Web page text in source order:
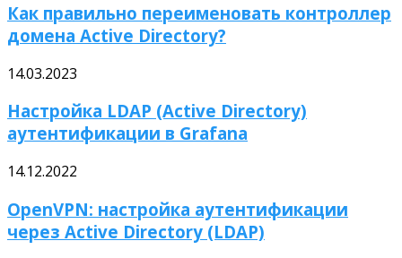
Как правильно переименовать контроллер
домена Active Directory?
14.03.2023
Настройка LDAP (Active Directory)
аутентификации в Grafana
14.12.2022
OpenVPN: настройка аутентификации
через Active Directory (LDAP)